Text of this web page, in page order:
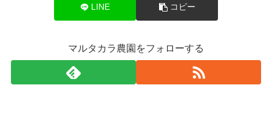
LINE コピー
マルタカラ農園をフォローする